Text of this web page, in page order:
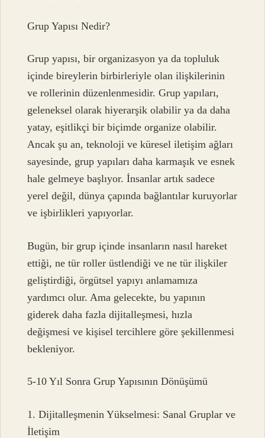
Grup Yapısı Nedir?
Grup yapısı, bir organizasyon ya da topluluk
içinde bireylerin birbirleriyle olan ilişkilerinin
ve rollerinin düzenlenmesidir. Grup yapıları,
geleneksel olarak hiyerarşik olabilir ya da daha
yatay, eşitlikçi bir biçimde organize olabilir.
Ancak şu an, teknoloji ve küresel iletişim ağları
sayesinde, grup yapıları daha karmaşık ve esnek
hale gelmeye başlıyor. İnsanlar artık sadece
yerel değil, dünya çapında bağlantılar kuruyorlar
ve işbirlikleri yapıyorlar.
Bugün, bir grup içinde insanların nasıl hareket
ettiği, ne tür roller üstlendiği ve ne tür ilişkiler
geliştirdiği, örgütsel yapıyı anlamamıza
yardımcı olur. Ama gelecekte, bu yapının
giderek daha fazla dijitalleşmesi, hızla
değişmesi ve kişisel tercihlere göre şekillenmesi
bekleniyor.
5-10 Yıl Sonra Grup Yapısının Dönüşümü
1. Dijitalleşmenin Yükselmesi: Sanal Gruplar ve
İletişim